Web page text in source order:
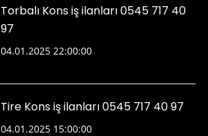
Torbalı Kons iş ilanları 0545 717 40
97
04.01.2025 22:00:00
Tire Kons iş ilanları 0545 717 40 97
04.01.2025 15:00:00